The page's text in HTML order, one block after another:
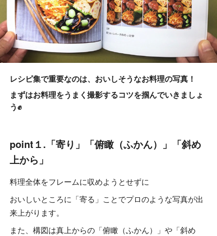
レシピ集で重要なのは、おいしそうなお料理の写真！
まずはお料理をうまく撮影するコツを掴んでいきましょ
う✊
point１.「寄り」「俯瞰（ふかん）」「斜め
上から」
料理全体をフレームに収めようとせずに
おいしいところに「寄る」ことでプロのような写真が出
来上がります。
また、構図は真上からの「俯瞰（ふかん）」や「斜め